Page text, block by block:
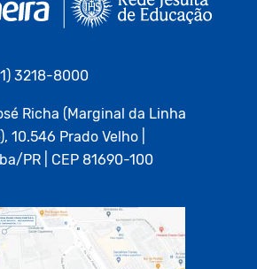
3218-8000
Richa (Marginal da Linha
10.546 Prado Velho |
PR | CEP 81690-100